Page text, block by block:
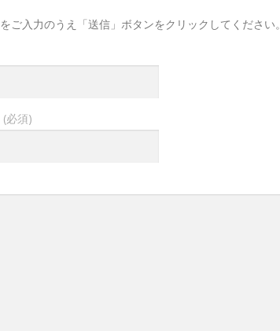
ご入力のうえ「送信」ボタンをクリックしてください。
(必須)